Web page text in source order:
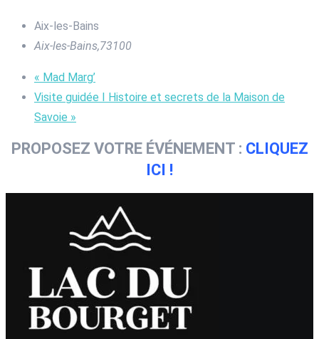
Aix-les-Bains
Aix-les-Bains,73100
« Mad Marg’
Visite guidée I Histoire et secrets de la Maison de
Savoie »
PROPOSEZ VOTRE ÉVÉNEMENT : CLIQUEZ
ICI !